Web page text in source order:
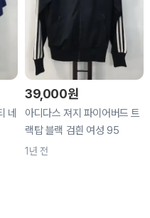
네
39,000원
아디다스 져지 파이어버드 트
랙탑 블랙 검흰 여성 95
1년 전